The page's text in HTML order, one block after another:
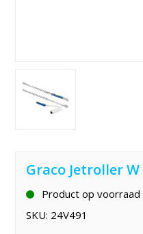
Graco Jetroller
Product op voorraad
SKU: 24V491